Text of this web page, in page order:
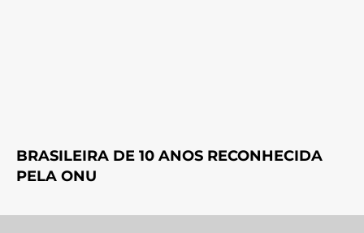
BRASILEIRA DE 10 ANOS RECONHECIDA
PELA ONU